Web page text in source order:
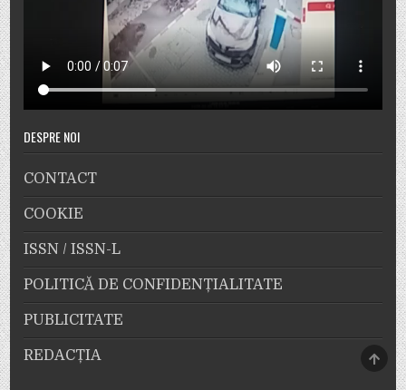
DESPRE NOI
CONTACT
COOKIE
ISSN / ISSN-L
POLITICĂ DE CONFIDENȚIALITATE
PUBLICITATE
REDACȚIA
TOP